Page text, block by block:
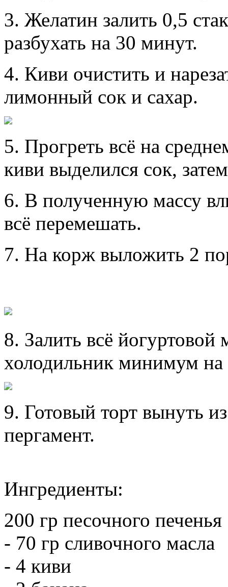
3. Желатин залить 0,5
разбухать на 30 минут.
4. Киви очистить и
лимонный сок и сахар.
5. Прогреть всё на
киви выделился сок,
6. В полученную массу
всё перемешать.
7. На корж выложить 2
8. Залить всё йогуртовой
холодильник минимум на
9. Готовый торт вынуть
пергамент.
Ингредиенты:
200 гр песочного печенья
- 70 гр сливочного масла
- 4 киви